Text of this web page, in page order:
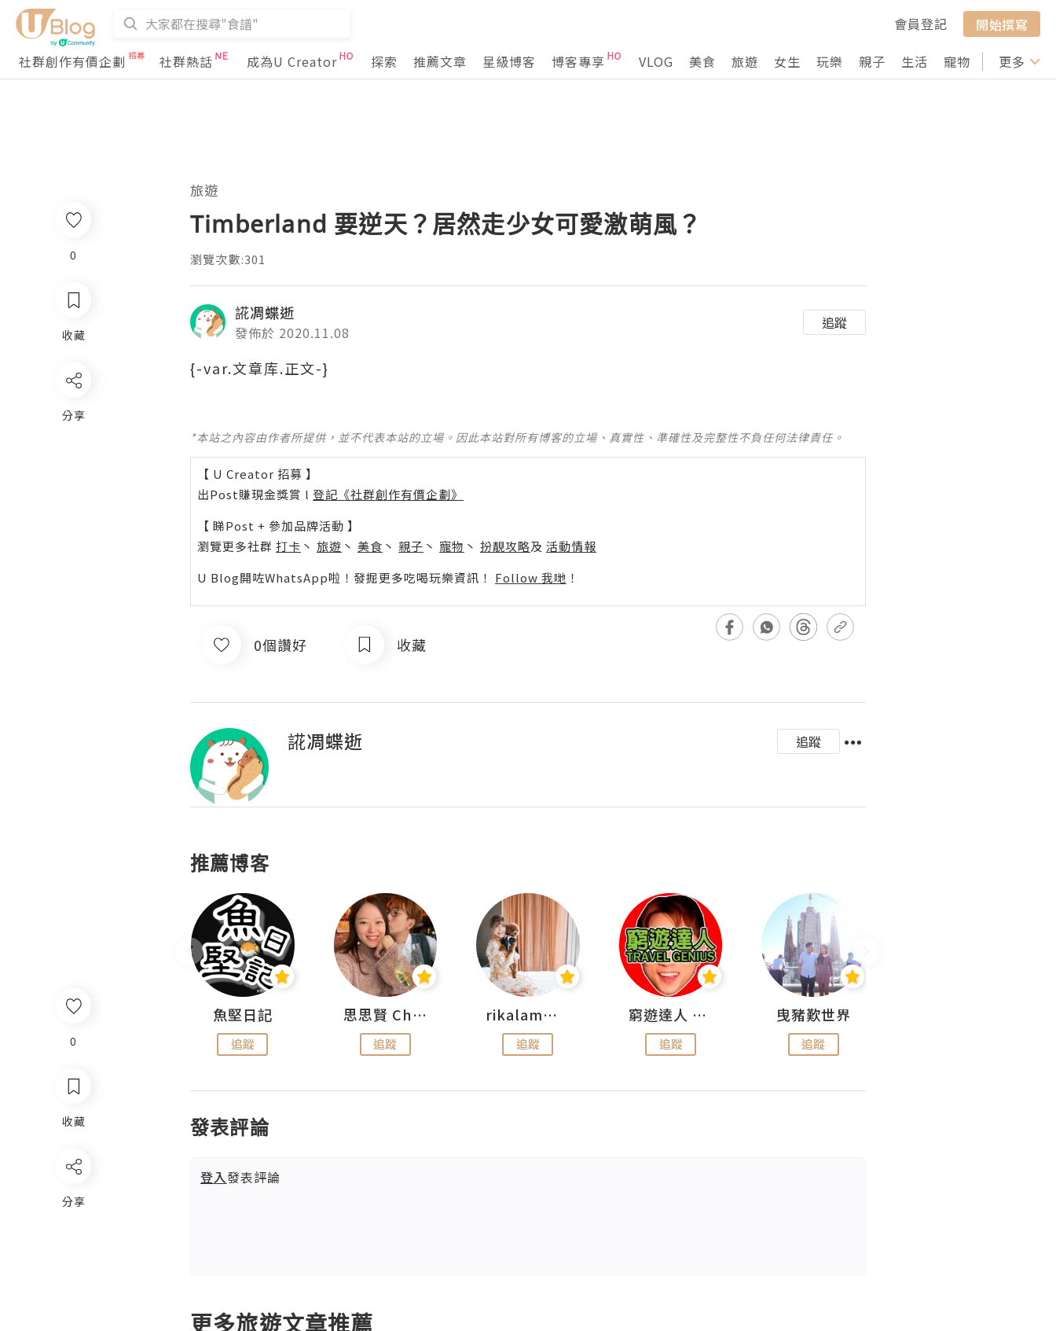
會員登記
開始撰寫
社群創作有價企劃
社群熱話 成為U Creator 探索 推薦文章 星級博客 博客專享 VLOG 美食 旅遊 女生 玩樂 親子 生活 寵物 行山 打卡
更多
0
收藏
分享
旅遊
Timberland 要逆天？居然走少女可愛激萌風？
瀏覽次數:301
誮凋蝶逝
發佈於 2020.11.08
追蹤
{-var.文章库.正文-}
*本站之內容由作者所提供，並不代表本站的立場。因此本站對所有博客的立場、真實性、準確性及完整性不負任何法律責任。
【 U Creator 招募 】
出Post賺現金獎賞 l 登記《社群創作有價企劃》
【 睇Post + 參加品牌活動 】
瀏覽更多社群 打卡 丶 旅遊 丶 美食 丶 親子 丶 寵物 丶 扮靚攻略及 活動情報
U Blog開咗WhatsApp啦！發掘更多吃喝玩樂資訊！ Follow 我哋 ！
0個讚好 收藏
誮凋蝶逝 追蹤
推薦博客
魚堅日記
追蹤
思思賢 ChillMyBabe
追蹤
rikalammm
追蹤
窮遊達人 Mr.TravelGenius
追蹤
曳豬歎世界
追蹤
發表評論
登入發表評論
更多旅遊文章推薦
0
收藏
分享